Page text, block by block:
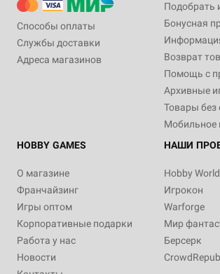
Способы оплаты
Службы доставки
Адреса магазинов
Подобрать
Бонусная
Возврат
Помощь с
Архивные
Товары без
Мобильное
HOBBY GAMES
О магазине
Франчайзинг
Игры оптом
Корпоративные подарки
Работа у нас
Новости
НАШИ
Hobby World
Игрокон
Warforge
Мир
Берсерк